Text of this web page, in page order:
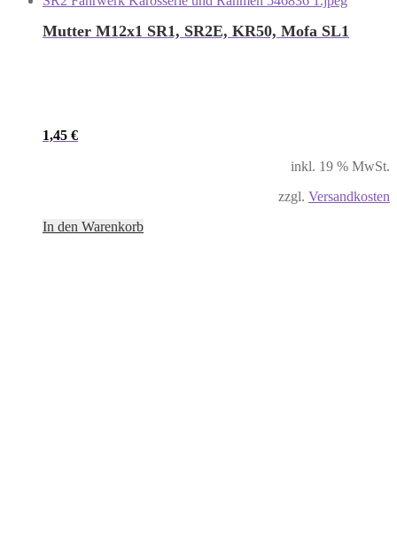
Mutter M12x1 SR1, SR2E, KR50, Mofa SL1
1,45 €
inkl. 19 % MwSt.
zzgl. Versandkosten
In den Warenkorb